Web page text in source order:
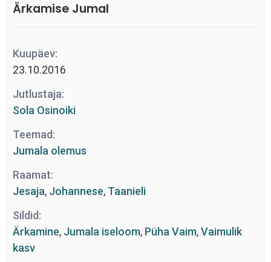
Ärkamise Jumal
Kuupäev:
23.10.2016
Jutlustaja:
Sola Osinoiki
Teemad:
Jumala olemus
Raamat:
Jesaja, Johannese, Taanieli
Sildid:
Ärkamine, Jumala iseloom, Püha Vaim,Vaimulik
kasv